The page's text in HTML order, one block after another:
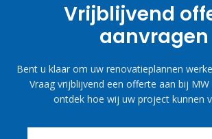
Vrijblijvend
aanvragen
Bent u klaar om uw renovatieplannen
Vraag vrijblijvend een offerte aan bij
ontdek hoe wij uw project kunnen